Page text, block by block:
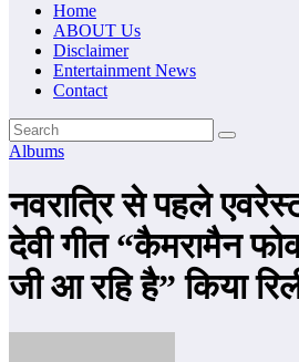
Home
ABOUT Us
Disclaimer
Entertainment News
Contact
Albums
नवरात्रि से पहले
देवी गीत “कैमरामैन
जी आ रहि है” किया